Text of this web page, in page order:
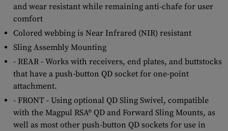
and wear resistant while remaining anti-chafe for user
comfort
Colored webbing is Near Infrared (NIR) resistant
Sling Assembly Mounting
- REAR - Works with receivers, end plates, and buttstocks
that have a push-button QD socket for one-point
attachment.
- FRONT - Using optional QD Sling Swivel, compatible
with the Magpul RSA® QD and Forward Sling Mounts, as
well as most other push-button QD sockets for use in